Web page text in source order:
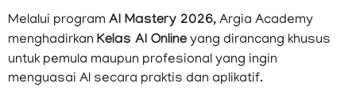
Melalui program AI Mastery 2026, Argia Academy
menghadirkan Kelas AI Online yang dirancang khusus
untuk pemula maupun profesional yang ingin
menguasai AI secara praktis dan aplikatif.